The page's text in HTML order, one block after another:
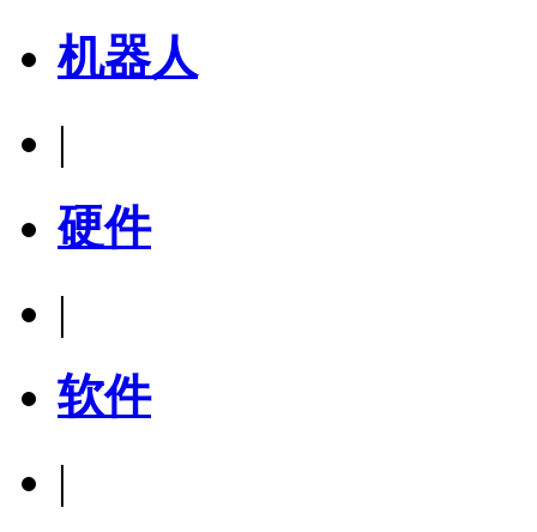
机器人
|
硬件
|
软件
|